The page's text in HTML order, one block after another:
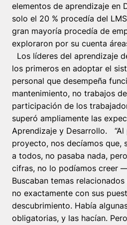
elementos de aprendizaje en
solo el 20 % procedía del
gran mayoría procedía de
exploraron por su cuenta
Los líderes del aprendizaje
los primeros en adoptar el
personal que desempeña
mantenimiento, no trabajos
participación de los
superó ampliamente las
Aprendizaje y Desarrollo. “Al
proyecto, nos decíamos que,
a todos, no pasaba nada,
cifras, no lo podíamos creer
Buscaban temas
no exactamente con sus
descubrimiento. Había
obligatorias, y las hacían.